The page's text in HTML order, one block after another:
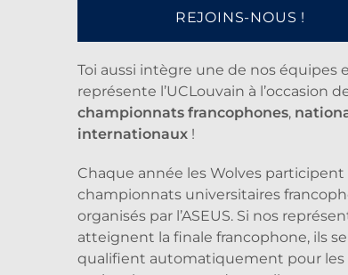
REJOINS-NOUS !
Toi aussi intègre une de nos équipes
représente l’UCLouvain à l’occasion
championnats francophones,
internationaux !
Chaque année les Wolves participent
championnats universitaires
organisés par l’ASEUS. Si nos
atteignent la finale francophone, ils se
qualifient automatiquement pour les